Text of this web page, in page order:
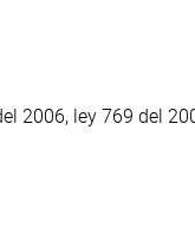
2006, ley 769 del